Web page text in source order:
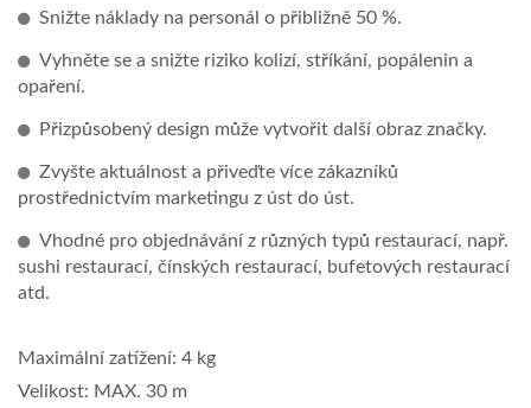
Snižte náklady na personál o přibližně 50 %.
Vyhněte se a snižte riziko kolizí, stříkání, popálenin a
opaření.
Přizpůsobený design může vytvořit další obraz značky.
Zvyšte aktuálnost a přiveďte více zákazníků
prostřednictvím marketingu z úst do úst.
Vhodné pro objednávání z různých typů restaurací, např.
sushi restaurací, čínských restaurací, bufetových restaurací
atd.
Maximální zatížení: 4 kg
Velikost: MAX. 30 m